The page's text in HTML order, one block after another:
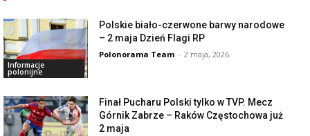
Informacje
polonijne
Polskie biało-czerwone barwy narodowe
– 2 maja Dzień Flagi RP
Polonorama Team - 2 maja, 2026
Finał Pucharu Polski tylko w TVP. Mecz
Górnik Zabrze – Raków Częstochowa już
2 maja